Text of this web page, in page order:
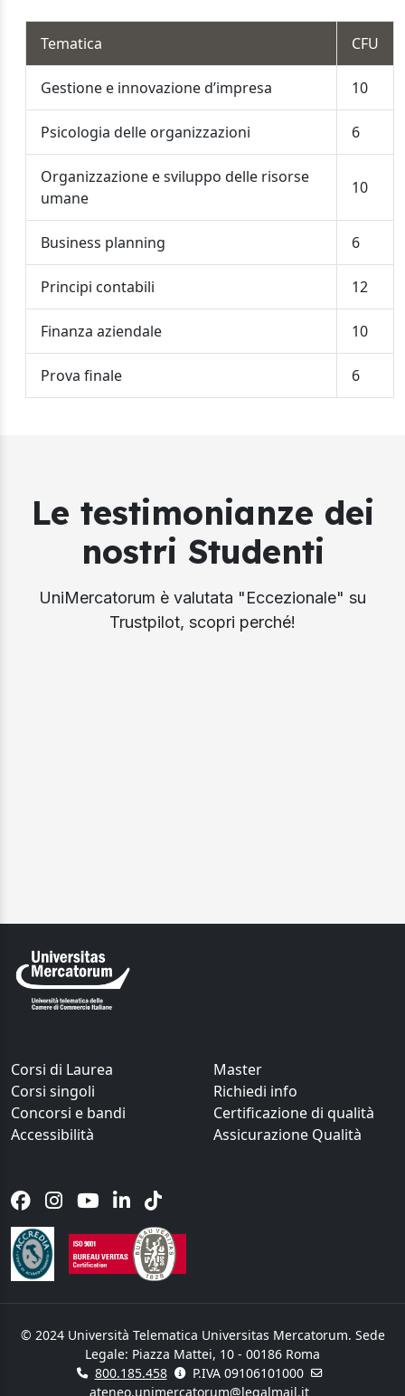
Tematica CFU
Gestione e innovazione d’impresa 10
Psicologia delle organizzazioni 6
Organizzazione e sviluppo delle risorse
umane
10
Business planning 6
Principi contabili 12
Finanza aziendale 10
Prova finale 6
Le testimonianze dei
nostri Studenti
UniMercatorum è valutata "Eccezionale" su
Trustpilot, scopri perché!
Corsi di Laurea
Master
Corsi singoli
Richiedi info
Concorsi e bandi
Certificazione di qualità
Accessibilità
Assicurazione Qualità
© 2024 Università Telematica Universitas Mercatorum. Sede
Legale: Piazza Mattei, 10 - 00186 Roma
800.185.458
P.IVA 09106101000
ateneo.unimercatorum@legalmail.it